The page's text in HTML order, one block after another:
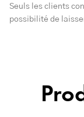
Seuls les clients
possibilité de